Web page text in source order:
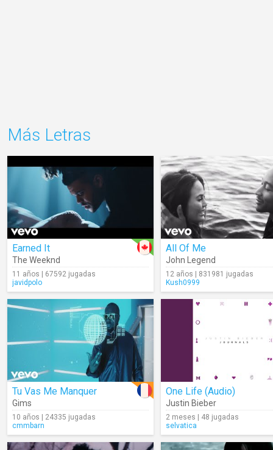
Más Letras
Earned It
The Weeknd
11 años | 67592 jugadas
javidpolo
All Of Me
John Legend
12 años | 831981 jugadas
Kush0999
Tu Vas Me Manquer
Gims
10 años | 24335 jugadas
cmmbarn
One Life (Audio)
Justin Bieber
2 meses | 48 jugadas
selvatica